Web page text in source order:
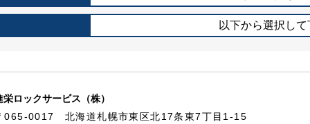
以下から選択し
栄ロックサービス（株）
065-0017 北海道札幌市東区北17条東7丁目1-15